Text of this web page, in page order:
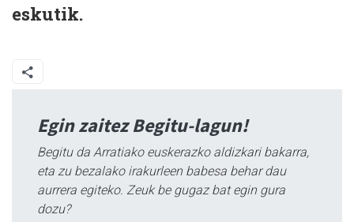
eskutik.
Egin zaitez Begitu-lagun!
Begitu da Arratiako euskerazko aldizkari bakarra,
eta zu bezalako irakurleen babesa behar dau
aurrera egiteko. Zeuk be gugaz bat egin gura
dozu?